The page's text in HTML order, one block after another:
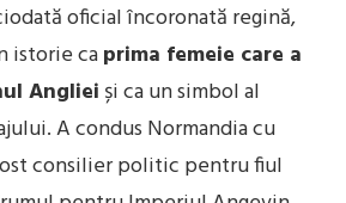
oficial încoronată regină,
istorie caprima femeie care a
Angliei și ca un simbol al
A condus Normandia cu
consilier politic pentru fiul